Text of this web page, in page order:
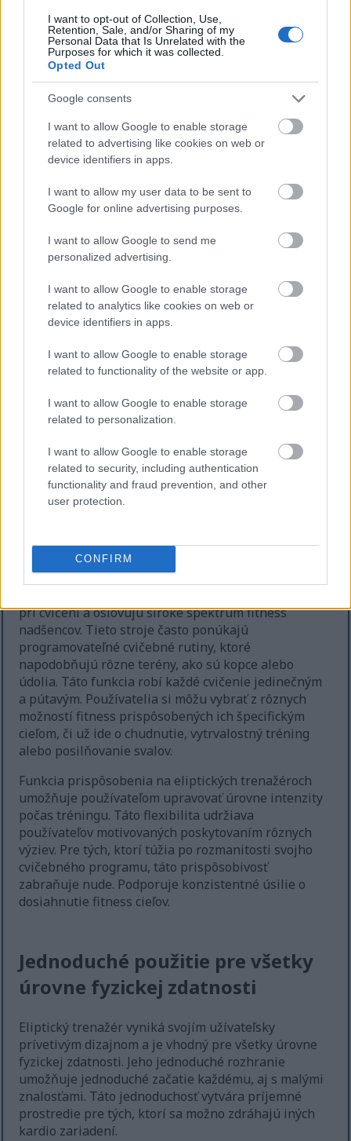
I want to opt-out of Collection, Use,
Retention, Sale, and/or Sharing of my
Personal Data that Is Unrelated with the
Purposes for which it was collected.
Opted Out
Google consents
I want to allow Google to enable storage
related to advertising like cookies on web or
device identifiers in apps.
I want to allow my user data to be sent to
Google for online advertising purposes.
I want to allow Google to send me
personalized advertising.
I want to allow Google to enable storage
related to analytics like cookies on web or
device identifiers in apps.
I want to allow Google to enable storage
related to functionality of the website or app.
I want to allow Google to enable storage
related to personalization.
I want to allow Google to enable storage
related to security, including authentication
functionality and fraud prevention, and other
user protection.
CONFIRM
Eliptický tréning je špičkový spôsob, ako zlepšiť
kardiovaskulárne zdravie. Zapája srdce a pľúca, čo
vedie k zlepšeniu ich výkonnosti. Pravidelné
používanie posilňuje tieto orgány, čím zabezpečuje
lepší krvný obeh a prísun kyslíka.
Táto forma cvičenia pomáha budovať výdrž a
vytrvalosť. Či už uprednostňujete kardio v stabilnom
stave alebo vysokointenzívny intervalový tréning,
Umožňuje vám prispôsobiť si tréningy, čo zároveň
prospieva vášmu kardiovaskulárnemu zdraviu.
Ilustrácia pulzujúceho srdca s krvnými cievami a osoby
Kliknutím alebo ťuknutím na obrázok získate ďalšie
informácie a vyššie rozlíšenie.
trenažérov
pri cvičení a oslovujú široké spektrum fitness
nadšencov. Tieto stroje často ponúkajú
programovateľné cvičebné rutiny, ktoré
napodobňujú rôzne terény, ako sú kopce alebo
údolia. Táto funkcia robí každé cvičenie jedinečným
a pútavým. Používatelia si môžu vybrať z rôznych
možností fitness prispôsobených ich špecifickým
cieľom, či už ide o chudnutie, vytrvalostný tréning
alebo posilňovanie svalov.
Funkcia prispôsobenia na eliptických trenažéroch
umožňuje používateľom upravovať úrovne intenzity
počas tréningu. Táto flexibilita udržiava
používateľov motivovaných poskytovaním rôznych
výziev. Pre tých, ktorí túžia po rozmanitosti svojho
cvičebného programu, táto prispôsobivosť
zabraňuje nude. Podporuje konzistentné úsilie o
dosiahnutie fitness cieľov.
Jednoduché použitie pre všetky
úrovne fyzickej zdatnosti
Eliptický trenažér vyniká svojím užívateľsky
prívetivým dizajnom a je vhodný pre všetky úrovne
fyzickej zdatnosti. Jeho jednoduché rozhranie
umožňuje jednoduché začatie každému, aj s malými
znalosťami. Táto jednoduchosť vytvára príjemné
prostredie pre tých, ktorí sa možno zdráhajú iných
kardio zariadení.